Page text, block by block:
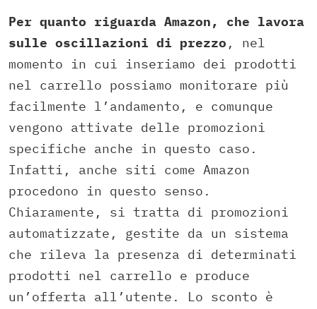
Per quanto riguarda Amazon, che lavora
sulle oscillazioni di prezzo , nel
momento in cui inseriamo dei prodotti
nel carrello possiamo monitorare più
facilmente l’andamento, e comunque
vengono attivate delle promozioni
specifiche anche in questo caso.
Infatti, anche siti come Amazon
procedono in questo senso.
Chiaramente, si tratta di promozioni
automatizzate, gestite da un sistema
che rileva la presenza di determinati
prodotti nel carrello e produce
un’offerta all’utente. Lo sconto è